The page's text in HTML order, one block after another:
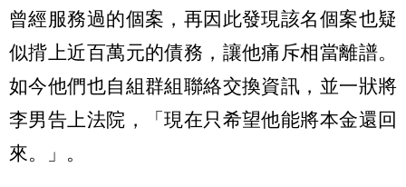
曾經服務過的個案，再因此發現該名個案也疑
似揹上近百萬元的債務，讓他痛斥相當離譜。
如今他們也自組群組聯絡交換資訊，並一狀將
李男告上法院，「現在只希望他能將本金還回
來。」。